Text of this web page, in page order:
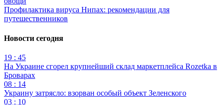
Профилактика вируса Нипах: рекомендации для
путешественников
Новости сегодня
19 : 45
На Украине сгорел крупнейший склад маркетплейса Rozetka в
Броварах
08 : 14
Украину затрясло: взорван особый объект Зеленского
03 : 10